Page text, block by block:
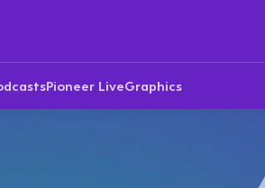
Pioneer LiveGraphics